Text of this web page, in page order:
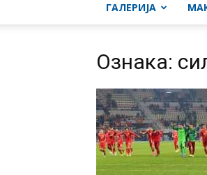
ГАЛЕРИЈА
Ознака: